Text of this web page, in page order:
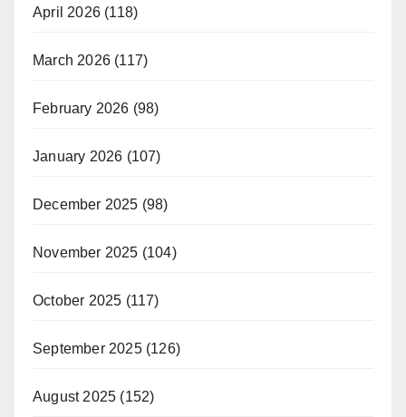
April 2026 (118)
March 2026 (117)
February 2026 (98)
January 2026 (107)
December 2025 (98)
November 2025 (104)
October 2025 (117)
September 2025(126)
August 2025 (152)